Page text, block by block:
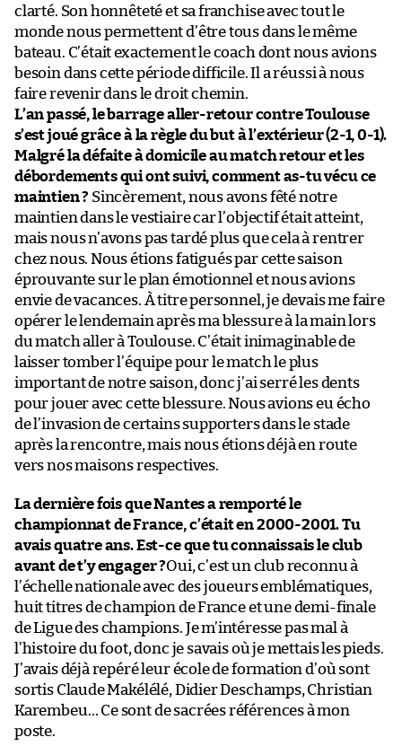
clarté. Son honnêteté et sa franchise avec tout le
monde nous permettent d’être tous dans le même
bateau. C’était exactement le coach dont nous avions
besoin dans cette période difficile. Il a réussi à nous
faire revenir dans le droit chemin.
L’an passé, le barrage aller-retour contre Toulouse
s’est joué grâce à la règle du but à l’extérieur (2-1, 0-1).
Malgré la défaite à domicile au match retour et les
débordements qui ont suivi, comment as-tu vécu ce
maintien ? Sincèrement, nous avons fêté notre
maintien dans le vestiaire car l’objectif était atteint,
mais nous n’avons pas tardé plus que cela à rentrer
chez nous. Nous étions fatigués par cette saison
éprouvante sur le plan émotionnel et nous avions
envie de vacances. À titre personnel, je devais me faire
opérer le lendemain après ma blessure à la main lors
du match aller à Toulouse. C’était inimaginable de
laisser tomber l’équipe pour le match le plus
important de notre saison, donc j’ai serré les dents
pour jouer avec cette blessure. Nous avions eu écho
de l’invasion de certains supporters dans le stade
après la rencontre, mais nous étions déjà en route
vers nos maisons respectives.
La dernière fois que Nantes a remporté le
championnat de France, c’était en 2000-2001. Tu
avais quatre ans. Est-ce que tu connaissais le club
avant de t’y engager ?Oui, c’est un club reconnu à
l’échelle nationale avec des joueurs emblématiques,
huit titres de champion de France et une demi-finale
de Ligue des champions. Je m’intéresse pas mal à
l’histoire du foot, donc je savais où je mettais les pieds.
J’avais déjà repéré leur école de formation d’où sont
sortis Claude Makélélé, Didier Deschamps, Christian
Karembeu… Ce sont de sacrées références à mon
poste.